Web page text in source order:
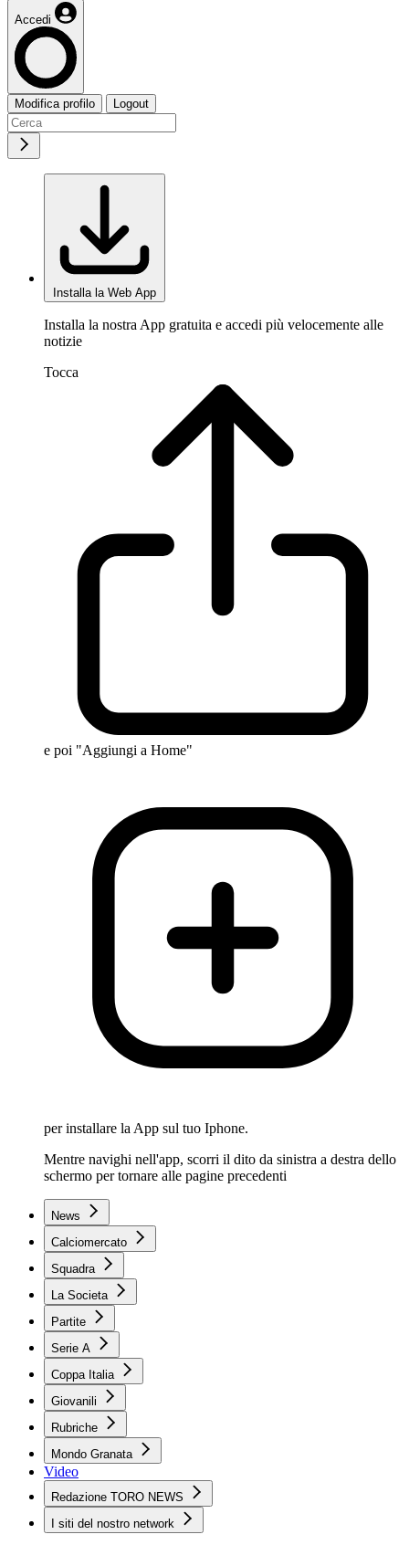
Accedi
Modifica profilo Logout
Installa la Web App
Installa la nostra App gratuita e accedi più velocemente alle
notizie
Tocca
e poi "Aggiungi a Home"
per installare la App sul tuo Iphone.
Mentre navighi nell'app, scorri il dito da sinistra a destra dello
schermo per tornare alle pagine precedenti
News
Calciomercato
Squadra
La Societa
Partite
Serie A
Coppa Italia
Giovanili
Rubriche
Mondo Granata
Video
Redazione TORO NEWS
I siti del nostro network